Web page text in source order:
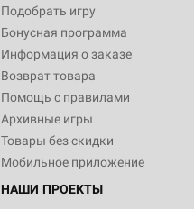
Подобрать игру
Бонусная программа
Информация о заказе
Возврат товара
Помощь с правилами
Архивные игры
Товары без скидки
Мобильное приложение
НАШИ ПРОЕКТЫ